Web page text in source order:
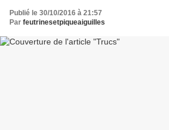
Publié le 30/10/2016 à 21:57
Par feutrinesetpiqueaiguilles